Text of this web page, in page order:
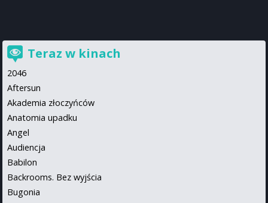
Teraz w kinach
2046
Aftersun
Akademia złoczyńców
Anatomia upadku
Angel
Audiencja
Babilon
Backrooms. Bez wyjścia
Bugonia